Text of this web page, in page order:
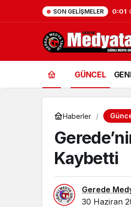
SON GELIŞMELER 0:01
GÜNCEL
Haberler
Kaybetti
Gerede
30 Haziran